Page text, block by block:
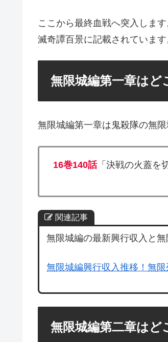
ここから最終血戦へ突入しま
滅奇譚百景に記載されています
無限城編第一章はど
無限城編第一章は鬼殺隊の無
16巻140話「決戦の火蓋を
関連記事
無限城編の最新興行収入と
無限城編興行収入推移！無限
無限城編第二章はど